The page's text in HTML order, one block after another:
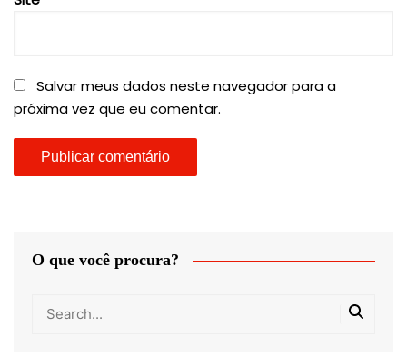
Salvar meus dados neste navegador para a
próxima vez que eu comentar.
O que você procura?